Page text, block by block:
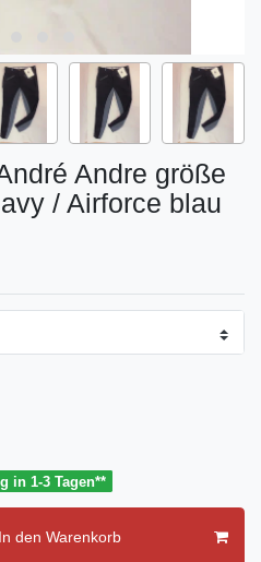
Andre größe
/ Airforce blau
in 1-3 Tagen**
In den Warenkorb